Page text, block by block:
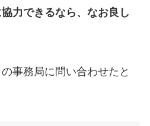
力できるなら、なお良し
事務局に問い合わせたと